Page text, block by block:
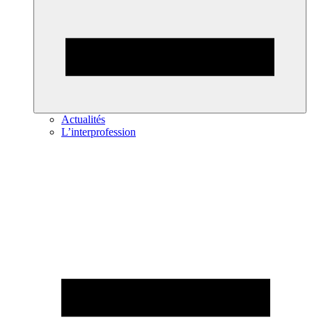
Actualités
L’interprofession